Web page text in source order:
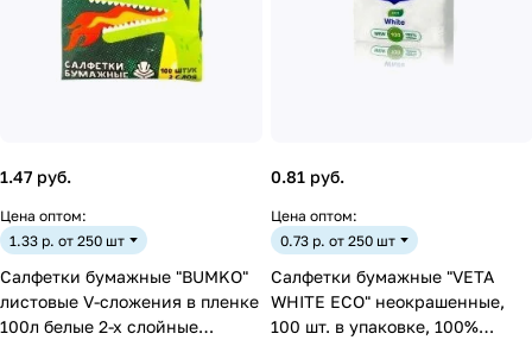
1.47 руб.
Цена оптом:
1.33 р. от 250 шт
Салфетки бумажные "BUMKO"
листовые V-сложения в пленке
100л белые 2-х слойные
0.81 руб.
Цена оптом:
0.73 р. от 250 шт
Салфетки бумажные "VETA
WHITE ECO" неокрашенные,
100 шт. в упаковке, 100%